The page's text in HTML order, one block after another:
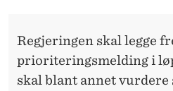
Regjeringen skal legge
prioriteringsmelding i
skal blant annet vurdere